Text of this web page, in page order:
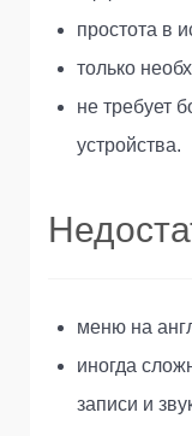
простота в
только
не требует
устройства.
меню на
иногда
записи и